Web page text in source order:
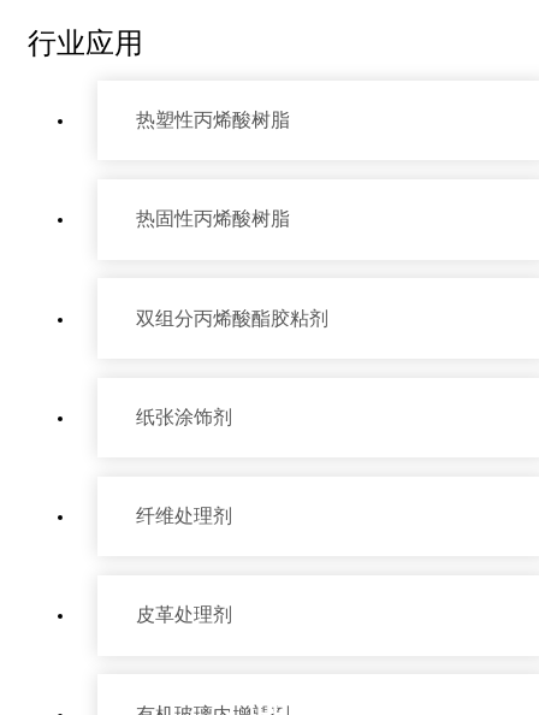
产品中心
行业应用
热塑性丙烯酸树脂
热固性丙烯酸树脂
双组分丙烯酸酯胶粘剂
纸张涂饰剂
纤维处理剂
皮革处理剂